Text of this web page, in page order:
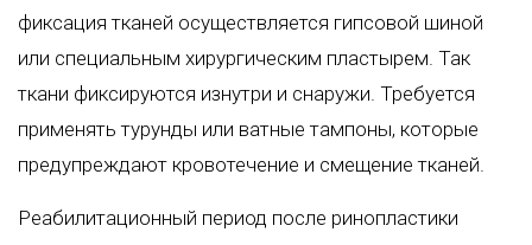
фиксация тканей осуществляется гипсовой шиной
или специальным хирургическим пластырем. Так
ткани фиксируются изнутри и снаружи. Требуется
применять турунды или ватные тампоны, которые
предупреждают кровотечение и смещение тканей.
Реабилитационный период после ринопластики